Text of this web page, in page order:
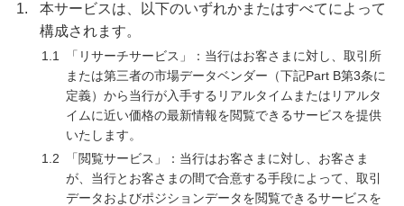
1.
本サービスは、以下のいずれかまたはすべてによって
構成されます。
1.1
「リサーチサービス」：当行はお客さまに対し、取引所
または第三者の市場データベンダー（下記Part B第3条に
定義）から当行が入手するリアルタイムまたはリアルタ
イムに近い価格の最新情報を閲覧できるサービスを提供
いたします。
1.2
「閲覧サービス」：当行はお客さまに対し、お客さま
が、当行とお客さまの間で合意する手段によって、取引
データおよびポジションデータを閲覧できるサービスを